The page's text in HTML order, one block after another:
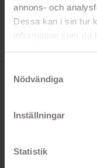
annons- och
Dessa kan i sin tur
information som du
Nödvändiga
Inställningar
Statistik
Tillverkare:
Goobay
Referens:
59878
- Slipp sladdar